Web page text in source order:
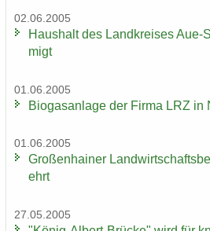
02.06.2005
Haus­halt des Land­krei­ses
migt
01.06.2005
Bio­gas­an­la­ge der Firma LRZ in
01.06.2005
Gro­ßen­hai­ner
ehrt
27.05.2005